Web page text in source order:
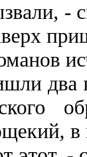
-
два